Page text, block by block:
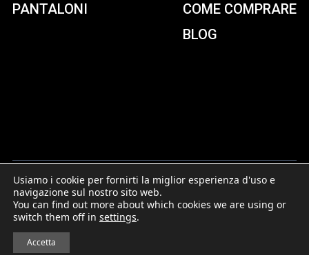
PANTALONI
COME COMPRARE
BLOG
© Copyright2026 | IQONIQ | All Rights Reserved | Contact:
info@iqoniq.nl|Privacy- en Cookiepolicy
Usiamo i cookie per fornirti la miglior esperienza d'uso e
navigazione sul nostro sito web.
You can find out more about which cookies we are using or
switch them off in settings.
Accetta